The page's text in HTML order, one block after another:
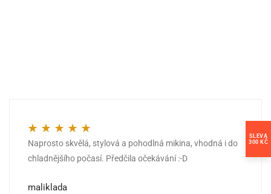
Hodnocení 5z 5
Naprosto skvělá, stylová a pohodlná mikina, vhodná i do
chladnějšího počasí. Předčila očekávání :-D
maliklada
SLEVA
300 KČ